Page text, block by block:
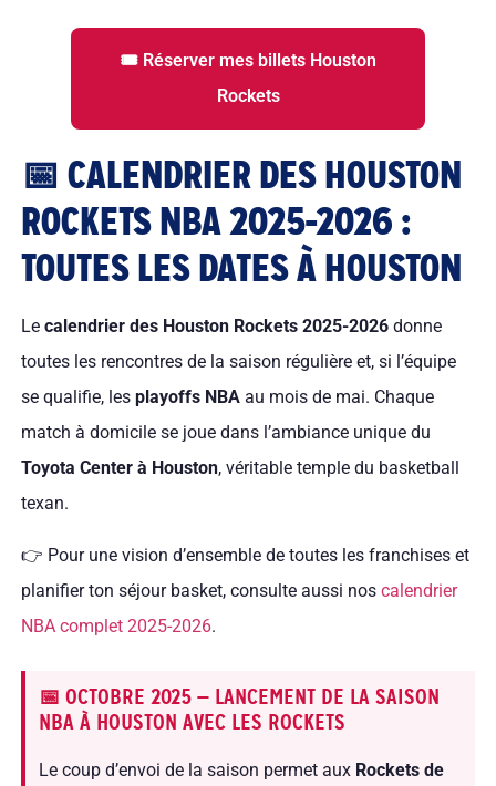
🎟 Réserver mes billets Houston
Rockets
📅 CALENDRIER DES HOUSTON
ROCKETS NBA 2025-2026 :
TOUTES LES DATES À HOUSTON
Le calendrier des Houston Rockets 2025-2026donne
toutes les rencontres de la saison régulière et, si l’équipe
se qualifie, les playoffs NBAau mois de mai. Chaque
match à domicile se joue dans l’ambiance unique du
Toyota Center à Houston, véritable temple du basketball
texan.
👉 Pour une vision d’ensemble de toutes les franchises et
planifier ton séjour basket, consulte aussi nos calendrier
NBA complet 2025-2026.
📅 OCTOBRE 2025 — LANCEMENT DE LA SAISON
NBA À HOUSTON AVEC LES ROCKETS
Le coup d’envoi de la saison permet aux Rockets de